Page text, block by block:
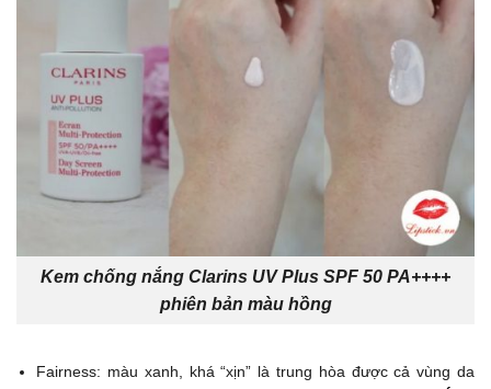
Kem chống nắng Clarins UV Plus SPF 50 PA++++
phiên bản màu hồng
Fairness: màu xanh, khá “xịn” là trung hòa được cả vùng da